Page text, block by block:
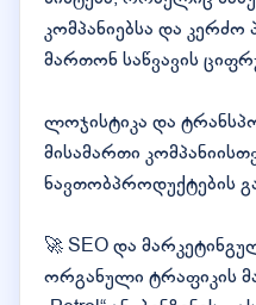
კომპანიებსა და კერძო
მართონ საწვავის
ლოჯისტიკა და
მისამართი
ნავთობპროდუქტების
🚀 SEO და
ორგანული ტრაფიკის